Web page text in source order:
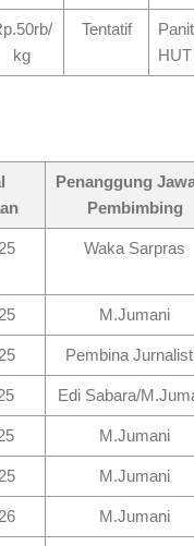
kg
Tentatif
Penanggung
Pembimbing
Waka Sarpras
M.Jumani
Pembina
Edi Sabara/
M.Jumani
M.Jumani
M.Jumani